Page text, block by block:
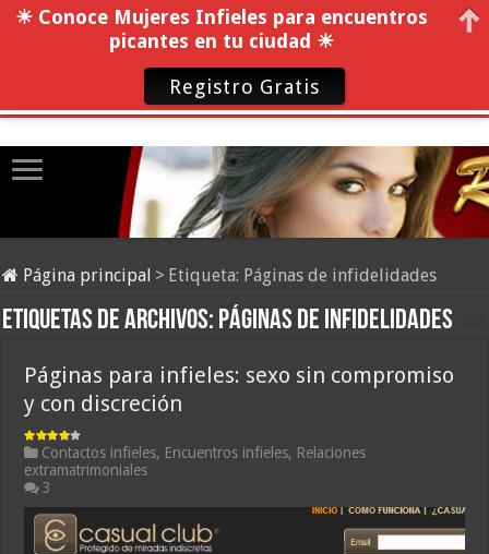
Página principal > Etiqueta: Páginas de infidelidades
Etiquetas de archivos: Páginas de infidelidades
Páginas para infieles: sexo sin compromiso
y con discreción
Contactos infieles, Encuentros infieles, Relaciones
extramatrimoniales
3
☀ Conoce Mujeres Infieles para encuentros
picantes en tu ciudad ☀
Registro Gratis